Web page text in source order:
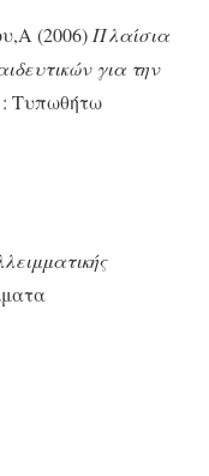
(2006) Πλαίσια
για την
Τυπωθήτω